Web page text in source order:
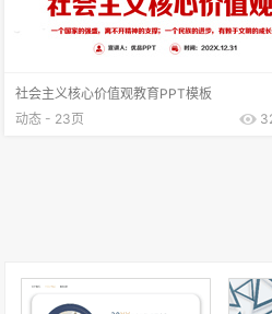
社会主义核心价值观教育PPT模板
动态 - 23页